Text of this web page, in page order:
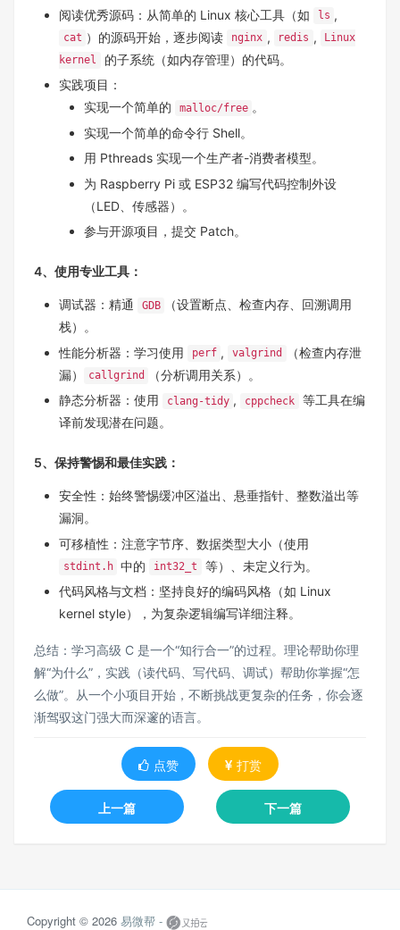
阅读优秀源码：从简单的 Linux 核心工具（如 ls ,
cat ）的源码开始，逐步阅读 nginx , redis ,
Linux
kernel
的子系统（如内存管理）的代码。
实践项目：
实现一个简单的
malloc/free 。
实现一个简单的命令行 Shell。
用 Pthreads 实现一个生产者-消费者模型。
为 Raspberry Pi 或 ESP32 编写代码控制外设
（LED、传感器）。
参与开源项目，提交 Patch。
4、使用专业工具：
调试器：精通 GDB
（设置断点、检查内存、回溯调用
栈）。
性能分析器：学习使用
perf , valgrind
（检查内存泄
漏）
callgrind
（分析调用关系）。
静态分析器：使用
clang-tidy , cppcheck
等工具在编
译前发现潜在问题。
5、保持警惕和最佳实践：
安全性：始终警惕缓冲区溢出、悬垂指针、整数溢出等
漏洞。
可移植性：注意字节序、数据类型大小（使用
stdint.h 中的 int32_t
等）、未定义行为。
代码风格与文档：坚持良好的编码风格（如 Linux
kernel style），为复杂逻辑编写详细注释。
总结：学习高级 C 是一个“知行合一”的过程。理论帮助你理
解“为什么”，实践（读代码、写代码、调试）帮助你掌握“怎
么做”。从一个小项目开始，不断挑战更复杂的任务，你会逐
渐驾驭这门强大而深邃的语言。
点赞 打赏
上一篇 下一篇
Copyright © 2026 易微帮 -